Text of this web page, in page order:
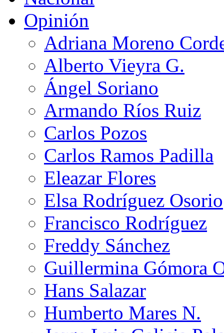
Opinión
Adriana Moreno
Alberto Vieyra G.
Ángel Soriano
Armando Ríos Ruiz
Carlos Pozos
Carlos Ramos Padilla
Eleazar Flores
Elsa Rodríguez Osorio
Francisco Rodríguez
Freddy Sánchez
Guillermina Gómora
Hans Salazar
Humberto Mares N.